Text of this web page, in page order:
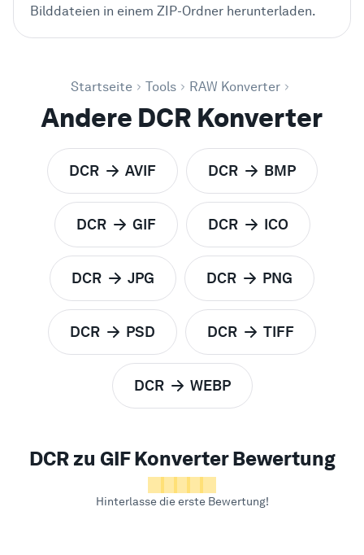
Bilddateien in einem ZIP-Ordner herunterladen.
Startseite Tools RAW Konverter
Andere DCR Konverter
DCR zuAVIF DCR zuBMP
DCR zu GIF DCR zu ICO
DCR zuJPG DCR zuPNG
DCR zuPSD DCR zu TIFF
DCR zuWEBP
DCR zu GIF Konverter Bewertung
Hinterlasse die erste Bewertung!